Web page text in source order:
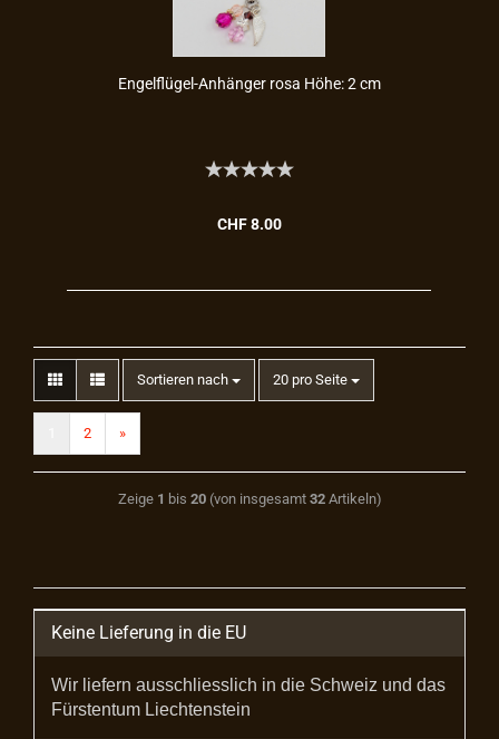
Engelflügel-​​An­hän­ger rosa Höhe: 2 cm
CHF 8.00
Sortieren nach 20 pro Seite
2 »
Zeige 1 bis 20(von insgesamt 32Artikeln)
Keine Lieferung in die EU
Wir liefern ausschliesslich in die Schweiz und das
Fürstentum Liechtenstein